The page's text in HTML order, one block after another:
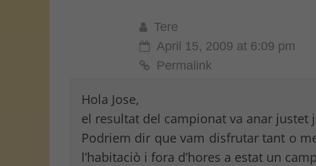
Tere
April 15, 2009 at 6:09 pm
Permalink
Hola Jose,
el resultat del campionat va anar
Podriem dir que vam disfrutar tant o
l’habitaciò i fora d’hores a estat un